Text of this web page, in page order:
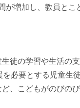
が増加し、教員とこ
徒の学習や生活の
必要とする児童生
、こどもがのびの